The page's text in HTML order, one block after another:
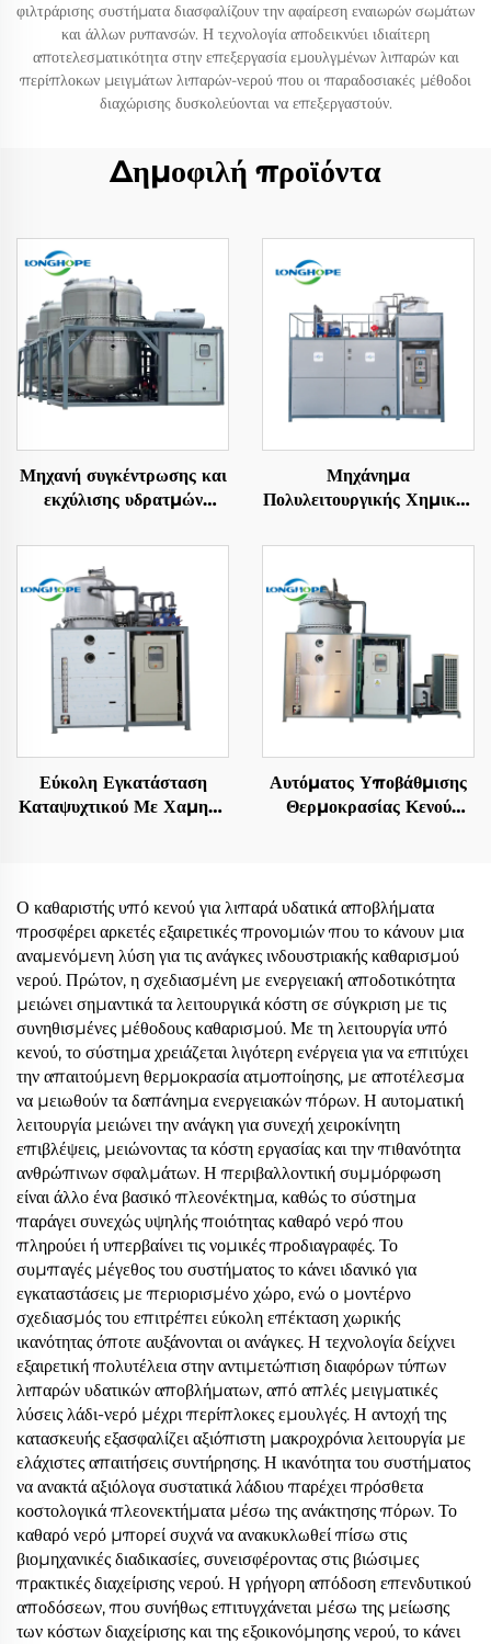
φιλτράρισης συστήματα διασφαλίζουν την αφαίρεση εναιωρών σωμάτων
και άλλων ρυπανσών. Η τεχνολογία αποδεικνύει ιδιαίτερη
αποτελεσματικότητα στην επεξεργασία εμουλγμένων λιπαρών και
περίπλοκων μειγμάτων λιπαρών-νερού που οι παραδοσιακές μέθοδοι
διαχώρισης δυσκολεύονται να επεξεργαστούν.
Δημοφιλή προϊόντα
Μηχανή συγκέντρωσης και
εκχύλισης υδρατμών
βιομηχανικών λυμάτων για
μηδενική εκφόρτωση
υγρών ZLD
Μηχάνημα
Πολυλειτουργικής Χημικής
με Κύμανση και
Αποστέγαση με
πιστοποίηση CE
Εύκολη Εγκατάσταση
Καταψυχτικού Με Χαμηλή
Μεταγωγής
Αυτόματος Υποβάθμισης
Θερμοκρασίας Κενού
Μηχανής Επεξεργασίας
Υδάτων Αποβλήτων
Ο καθαριστής υπό κενού για λιπαρά υδατικά αποβλήματα
προσφέρει αρκετές εξαιρετικές προνομιών που το κάνουν μια
αναμενόμενη λύση για τις ανάγκες ινδουστριακής καθαρισμού
νερού. Πρώτον, η σχεδιασμένη με ενεργειακή αποδοτικότητα
μειώνει σημαντικά τα λειτουργικά κόστη σε σύγκριση με τις
συνηθισμένες μέθοδους καθαρισμού. Με τη λειτουργία υπό
κενού, το σύστημα χρειάζεται λιγότερη ενέργεια για να επιτύχει
την απαιτούμενη θερμοκρασία ατμοποίησης, με αποτέλεσμα
να μειωθούν τα δαπάνημα ενεργειακών πόρων. Η αυτοματική
λειτουργία μειώνει την ανάγκη για συνεχή χειροκίνητη
επιβλέψεις, μειώνοντας τα κόστη εργασίας και την πιθανότητα
ανθρώπινων σφαλμάτων. Η περιβαλλοντική συμμόρφωση
είναι άλλο ένα βασικό πλεονέκτημα, καθώς το σύστημα
παράγει συνεχώς υψηλής ποιότητας καθαρό νερό που
πληρούει ή υπερβαίνει τις νομικές προδιαγραφές. Το
συμπαγές μέγεθος του συστήματος το κάνει ιδανικό για
εγκαταστάσεις με περιορισμένο χώρο, ενώ ο μοντέρνο
σχεδιασμός του επιτρέπει εύκολη επέκταση χωρικής
ικανότητας όποτε αυξάνονται οι ανάγκες. Η τεχνολογία δείχνει
εξαιρετική πολυτέλεια στην αντιμετώπιση διαφόρων τύπων
λιπαρών υδατικών αποβλήματων, από απλές μειγματικές
λύσεις λάδι-νερό μέχρι περίπλοκες εμουλγές. Η αντοχή της
κατασκευής εξασφαλίζει αξιόπιστη μακροχρόνια λειτουργία με
ελάχιστες απαιτήσεις συντήρησης. Η ικανότητα του συστήματος
να ανακτά αξιόλογα συστατικά λάδιου παρέχει πρόσθετα
κοστολογικά πλεονεκτήματα μέσω της ανάκτησης πόρων. Το
καθαρό νερό μπορεί συχνά να ανακυκλωθεί πίσω στις
βιομηχανικές διαδικασίες, συνεισφέροντας στις βιώσιμες
πρακτικές διαχείρισης νερού. Η γρήγορη απόδοση επενδυτικού
αποδόσεων, που συνήθως επιτυγχάνεται μέσω της μείωσης
των κόστων διαχείρισης και της εξοικονόμησης νερού, το κάνει